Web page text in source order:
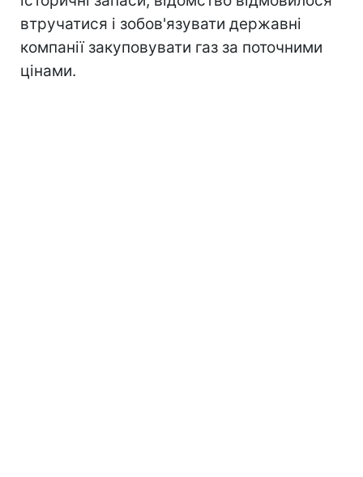
втручатися і зобов'язувати державні
компанії закуповувати газ за поточними
цінами.